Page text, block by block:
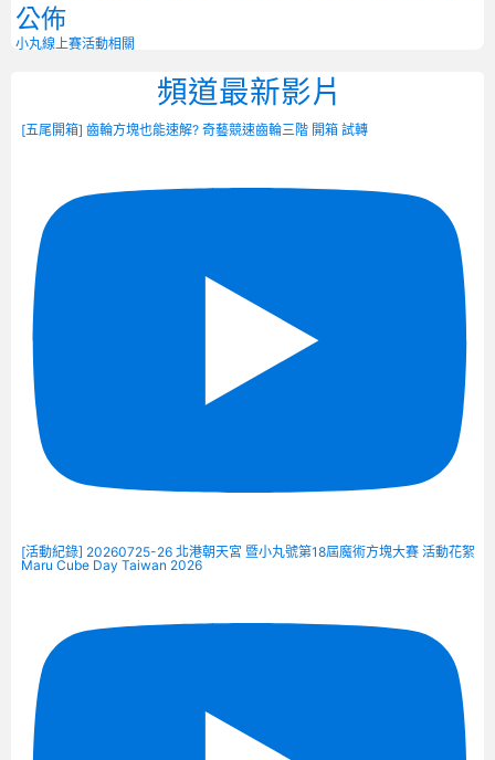
公佈
小丸線上賽活動相關
頻道最新影片
[五尾開箱] 齒輪方塊也能速解? 奇藝競速齒輪三階 開箱 試轉
[活動紀錄] 20260725-26 北港朝天宮 暨小丸號第18屆魔術方塊大賽 活動花絮
Maru Cube Day Taiwan 2026